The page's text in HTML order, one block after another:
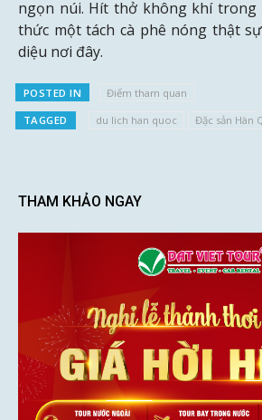
ngọn núi. Hít thở không khí
thức một tách cà phê nóng thật
diệu nơi đây.
POSTED IN Điểm tham quan
TAGGED du lich han quoc Đặc sản Hàn
THAM KHẢO NGAY